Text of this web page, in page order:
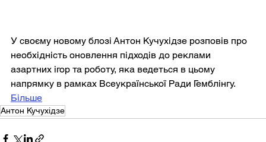
У своєму новому блозі Антон Кучухідзе розповів про
необхідність оновлення підходів до реклами
азартних ігор та роботу, яка ведеться в цьому
напрямку в рамках Всеукраїнської Ради Гемблінгу.
Більше
Антон Кучухідзе